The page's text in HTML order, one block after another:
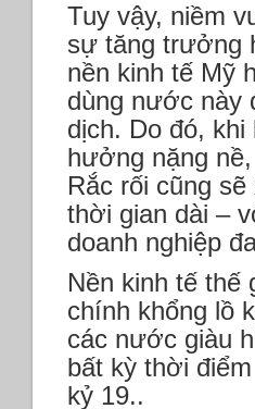
Tuy vậy, niềm
sự tăng trưởng
nền kinh tế Mỹ
dùng nước này
dịch. Do đó,
hưởng nặng
Rắc rối cũng
thời gian dài –
doanh nghiệp
Nền kinh tế
chính khổng lồ
các nước giàu
bất kỳ thời
kỷ 19..